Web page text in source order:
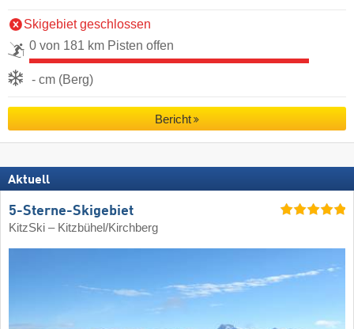
Skigebiet geschlossen
0 von 181 km Pisten offen
- cm (Berg)
Bericht
Aktuell
5-Sterne-Skigebiet
KitzSki – Kitzbühel/​Kirchberg